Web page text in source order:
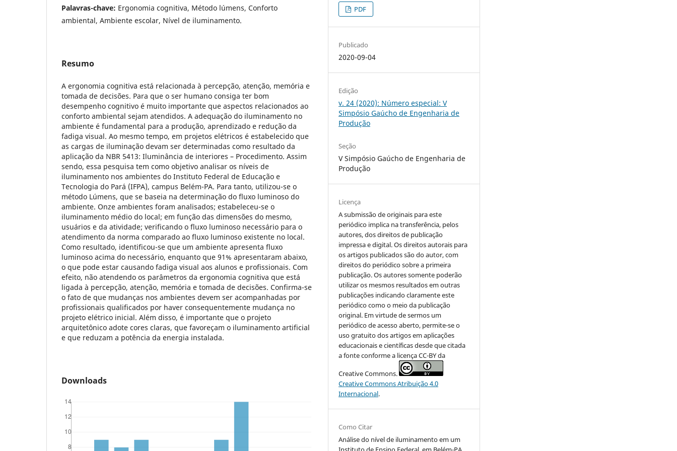
Palavras-chave: Ergonomia cognitiva, Método lúmens, Conforto
ambiental, Ambiente escolar, Nível de iluminamento.
Resumo
A ergonomia cognitiva está relacionada à percepção, atenção, memória e
tomada de decisões. Para que o ser humano consiga ter bom
desempenho cognitivo é muito importante que aspectos relacionados ao
conforto ambiental sejam atendidos. A adequação do iluminamento no
ambiente é fundamental para a produção, aprendizado e redução da
fadiga visual. Ao mesmo tempo, em projetos elétricos é estabelecido que
as cargas de iluminação devam ser determinadas como resultado da
aplicação da NBR 5413: Iluminância de interiores – Procedimento. Assim
sendo, essa pesquisa tem como objetivo analisar os níveis de
iluminamento nos ambientes do Instituto Federal de Educação e
Tecnologia do Pará (IFPA), campus Belém-PA. Para tanto, utilizou-se o
método Lúmens, que se baseia na determinação do fluxo luminoso do
ambiente. Onze ambientes foram analisados; estabeleceu-se o
iluminamento médio do local; em função das dimensões do mesmo,
usuários e da atividade; verificando o fluxo luminoso necessário para o
atendimento da norma comparado ao fluxo luminoso existente no local.
Como resultado, identificou-se que um ambiente apresenta fluxo
luminoso acima do necessário, enquanto que 91% apresentaram abaixo,
o que pode estar causando fadiga visual aos alunos e profissionais. Com
efeito, não atendendo os parâmetros da ergonomia cognitiva que está
ligada à percepção, atenção, memória e tomada de decisões. Confirma-se
o fato de que mudanças nos ambientes devem ser acompanhadas por
profissionais qualificados por haver consequentemente mudança no
projeto elétrico inicial. Além disso, é importante que o projeto
arquitetônico adote cores claras, que favoreçam o iluminamento artificial
e que reduzam a potência da energia instalada.
Downloads
PDF
Publicado
2020-09-04
Edição
v. 24 (2020): Número especial: V
Simpósio Gaúcho de Engenharia de
Produção
Seção
V Simpósio Gaúcho de Engenharia de
Produção
Licença
A submissão de originais para este
periódico implica na transferência, pelos
autores, dos direitos de publicação
impressa e digital. Os direitos autorais para
os artigos publicados são do autor, com
direitos do periódico sobre a primeira
publicação. Os autores somente poderão
utilizar os mesmos resultados em outras
publicações indicando claramente este
periódico como o meio da publicação
original. Em virtude de sermos um
periódico de acesso aberto, permite-se o
uso gratuito dos artigos em aplicações
educacionais e científicas desde que citada
a fonte conforme a licença CC-BY da
Creative Commons.
Creative Commons Atribuição 4.0
Internacional.
Como Citar
Análise do nível de iluminamento em um